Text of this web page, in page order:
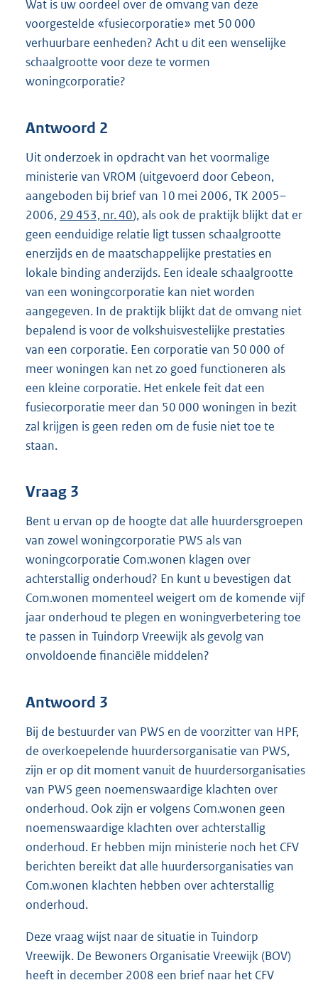
Wat is uw oordeel over de omvang van deze
voorgestelde «fusiecorporatie» met 50 000
verhuurbare eenheden? Acht u dit een wenselijke
schaalgrootte voor deze te vormen
woningcorporatie?
Antwoord 2
Uit onderzoek in opdracht van het voormalige
ministerie van VROM (uitgevoerd door Cebeon,
aangeboden bij brief van 10 mei 2006, TK 2005–
2006, 29 453, nr. 40), als ook de praktijk blijkt dat er
geen eenduidige relatie ligt tussen schaalgrootte
enerzijds en de maatschappelijke prestaties en
lokale binding anderzijds. Een ideale schaalgrootte
van een woningcorporatie kan niet worden
aangegeven. In de praktijk blijkt dat de omvang niet
bepalend is voor de volkshuisvestelijke prestaties
van een corporatie. Een corporatie van 50 000 of
meer woningen kan net zo goed functioneren als
een kleine corporatie. Het enkele feit dat een
fusiecorporatie meer dan 50 000 woningen in bezit
zal krijgen is geen reden om de fusie niet toe te
staan.
Vraag 3
Bent u ervan op de hoogte dat alle huurdersgroepen
van zowel woningcorporatie PWS als van
woningcorporatie Com.wonen klagen over
achterstallig onderhoud? En kunt u bevestigen dat
Com.wonen momenteel weigert om de komende vijf
jaar onderhoud te plegen en woningverbetering toe
te passen in Tuindorp Vreewijk als gevolg van
onvoldoende financiële middelen?
Antwoord 3
Bij de bestuurder van PWS en de voorzitter van HPF,
de overkoepelende huurdersorganisatie van PWS,
zijn er op dit moment vanuit de huurdersorganisaties
van PWS geen noemenswaardige klachten over
onderhoud. Ook zijn er volgens Com.wonen geen
noemenswaardige klachten over achterstallig
onderhoud. Er hebben mijn ministerie noch het CFV
berichten bereikt dat alle huurdersorganisaties van
Com.wonen klachten hebben over achterstallig
onderhoud.
Deze vraag wijst naar de situatie in Tuindorp
Vreewijk. De Bewoners Organisatie Vreewijk (BOV)
heeft in december 2008 een brief naar het CFV